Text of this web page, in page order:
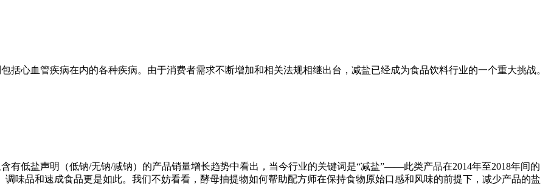
括心血管疾病在内的各种疾病。由于消费者需求不断增加和相关法规相继出台，减盐已经成为食品饮料行业的一个重大挑战。
有低盐声明（低钠/无钠/减钠）的产品销量增长趋势中看出，当今行业的关键词是“减盐”——此类产品在2014年至2018年间的
味品和速成食品更是如此。我们不妨看看，酵母抽提物如何帮助配方师在保持食物原始口感和风味的前提下，减少产品的盐